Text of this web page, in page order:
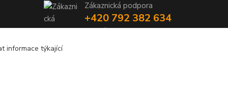
Zákaznická podpora
+420 792 382 634
(Po-Pá, 8-16 hod.)
objednavky@kosmetikaprovlasy.com
informace týkající